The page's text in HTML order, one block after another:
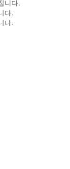
니다.
다.
다.